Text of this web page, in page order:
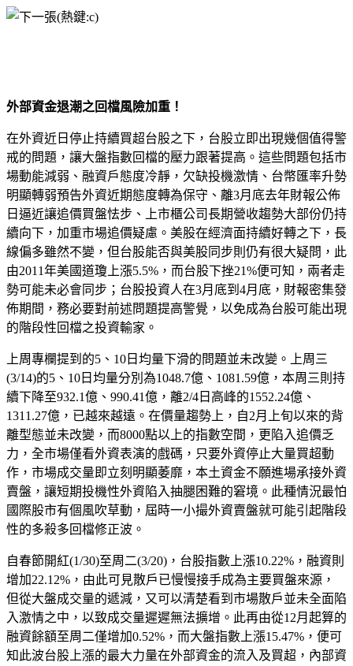
外部資金退潮之回檔風險加重！
在外資近日停止持續買超台股之下，台股立即出現幾個值得警
戒的問題，讓大盤指數回檔的壓力跟著提高。這些問題包括市
場動能減弱、融資戶態度冷靜，欠缺投機激情、台幣匯率升勢
明顯轉弱預告外資近期態度轉為保守、離3月底去年財報公佈
日逼近讓追價買盤怯步、上市櫃公司長期營收趨勢大部份仍持
續向下，加重市場追價疑慮。美股在經濟面持續好轉之下，長
線偏多雖然不變，但台股能否與美股同步則仍有很大疑問，此
由2011年美國道瓊上漲5.5%，而台股下挫21%便可知，兩者走
勢可能未必會同步；台股投資人在3月底到4月底，財報密集發
佈期間，務必要對前述問題提高警覺，以免成為台股可能出現
的階段性回檔之投資輸家。
上周專欄提到的5、10日均量下滑的問題並未改變。上周三
(3/14)的5、10日均量分別為1048.7億、1081.59億，本周三則持
續下降至932.1億、990.41億，離2/4日高峰的1552.24億、
1311.27億，已越來越遠。在價量趨勢上，自2月上旬以來的背
離型態並未改變，而8000點以上的指數空間，更陷入追價乏
力，全市場僅看外資表演的戲碼，只要外資停止大量買超動
作，市場成交量即立刻明顯萎靡，本土資金不願進場承接外資
賣盤，讓短期投機性外資陷入抽腿困難的窘境。此種情況最怕
國際股市有個風吹草動，屆時一小撮外資賣盤就可能引起階段
性的多殺多回檔修正波。
自春節開紅(1/30)至周二(3/20)，台股指數上漲10.22%，融資則
增加22.12%，由此可見散戶已慢慢接手成為主要買盤來源，
但從大盤成交量的遞減，又可以清楚看到市場散戶並未全面陷
入激情之中，以致成交量遲遲無法擴增。此再由從12月起算的
融資餘額至周二僅增加0.52%，而大盤指數上漲15.47%，便可
知此波台股上漲的最大力量在外部資金的流入及買超，內部資